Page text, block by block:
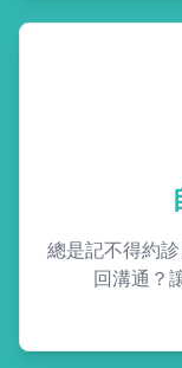
總是記不得約
回溝通？